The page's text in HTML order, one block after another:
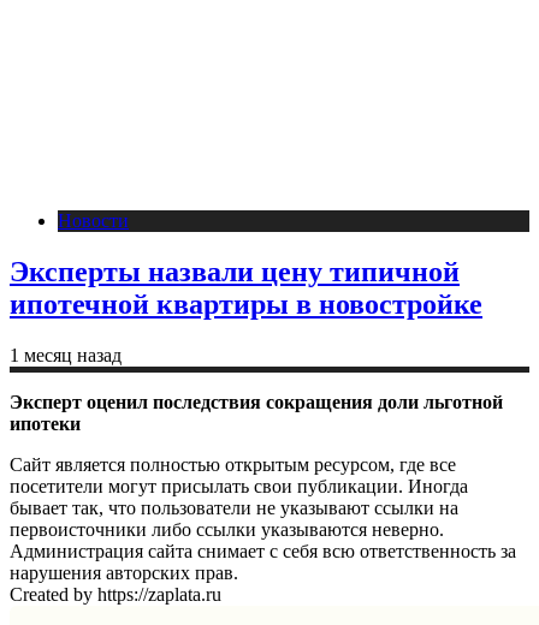
Новости
Эксперты назвали цену типичной
ипотечной квартиры в новостройке
1 месяц назад
Эксперт оценил последствия сокращения доли льготной
ипотеки
Сайт является полностью открытым ресурсом, где все
посетители могут присылать свои публикации. Иногда
бывает так, что пользователи не указывают ссылки на
первоисточники либо ссылки указываются неверно.
Администрация сайта снимает с себя всю ответственность за
нарушения авторских прав.
Created by https://zaplata.ru